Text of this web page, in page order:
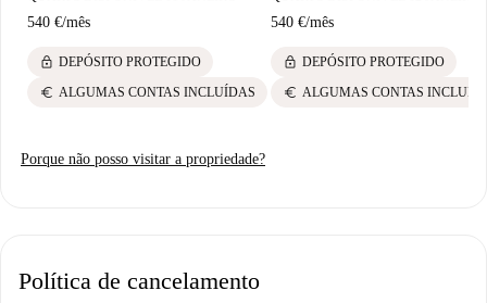
540 €/mês
lock DEPÓSITO PROTEGIDO
euro ALGUMAS CONTAS INCLUÍDAS
540 €/mês
lock DEPÓSITO PROTEGIDO
euro ALGUMAS CONTAS
Porque não posso visitar a propriedade?
Política de cancelamento